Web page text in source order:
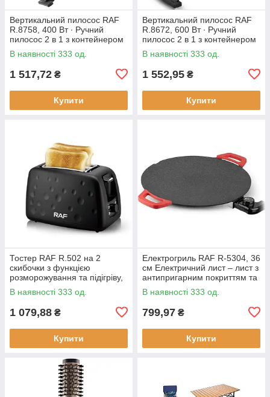
Вертикальний пилосос RAF
R.8758, 400 Вт ∙ Ручний
пилосос 2 в 1 з контейнером
В наявності 333 од.
1 517,72 ₴
Купити
Вертикальний пилосос RAF
R.8672, 600 Вт ∙ Ручний
пилосос 2 в 1 з контейнером
В наявності 333 од.
1 552,95 ₴
Купити
Тостер RAF R.502 на 2
скибочки з функцією
розморожування та підігріву,
930 Вт
В наявності 333 од.
1 079,88 ₴
Купити
Електрогриль RAF R-5304, 36
см Електричний лист – лист з
антипригарним покриттям та
регулюванням температури
смаження, 1800 Вт
В наявності 333 од.
799,97 ₴
Купити